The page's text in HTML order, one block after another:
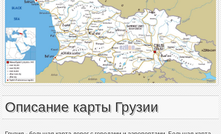
Описание карты Грузии